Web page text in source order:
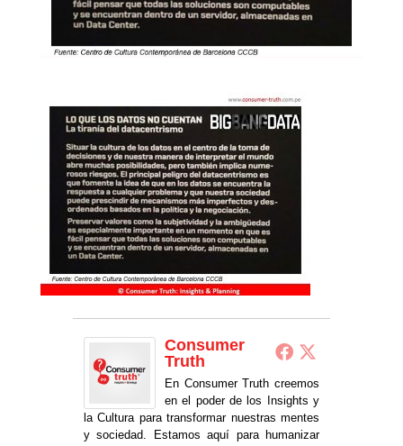
Consumer
Truth
En Consumer Truth creemos
en el poder de los Insights y
la Cultura para transformar nuestras mentes
y sociedad. Estamos aquí para humanizar